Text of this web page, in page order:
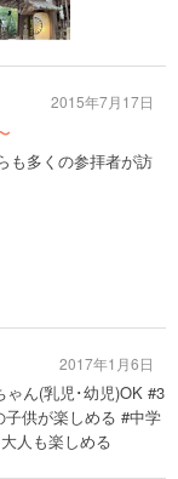
も多くの参拝者が訪
2015年7月17日
ん(乳児･幼児)OK #3
子供が楽しめる #中学
人も楽しめる
2017年1月6日